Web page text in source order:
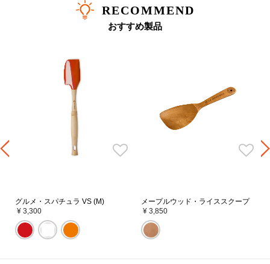
RECOMMEND
おすすめ製品
グルメ・スパチュラ VS (M)
¥ 3,300
メープルウッド・ライススクープ
¥ 3,850